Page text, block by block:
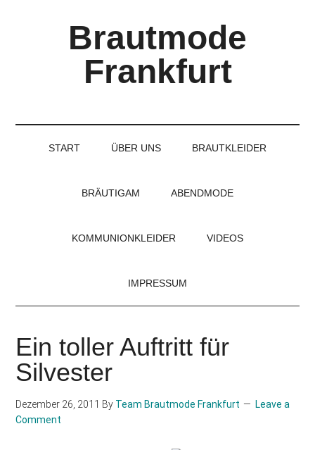
Brautmode
Frankfurt
START ÜBER UNS BRAUTKLEIDER
BRÄUTIGAM ABENDMODE
KOMMUNIONKLEIDER VIDEOS
IMPRESSUM
Ein toller Auftritt für
Silvester
Dezember 26, 2011 By Team Brautmode Frankfurt
Leave a
Comment